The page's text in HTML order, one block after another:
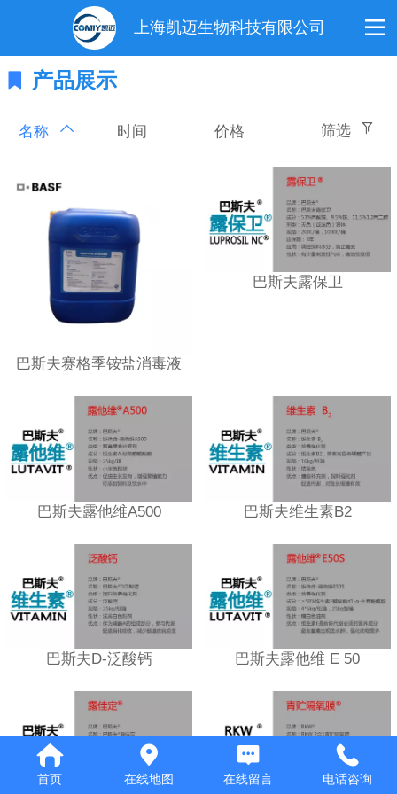
上海凯迈生物科技有限公司
产品展示
名称 时间 价格 筛选
巴斯夫赛格季铵盐消毒液
巴斯夫露保卫
巴斯夫露他维A500 巴斯夫维生素B2
巴斯夫D-泛酸钙 巴斯夫露他维 E 50
首页 在线地图 在线留言 电话咨询